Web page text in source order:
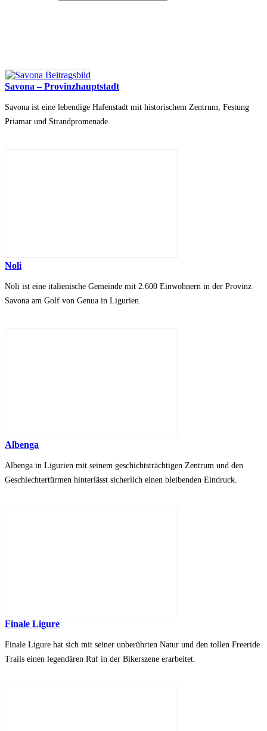
Savona – Provinzhauptstadt
Savona ist eine lebendige Hafenstadt mit historischem Zentrum, Festung
Priamar und Strandpromenade.
Noli
Noli ist eine italienische Gemeinde mit 2.600 Einwohnern in der Provinz
Savona am Golf von Genua in Ligurien.
Albenga
Albenga in Ligurien mit seinem geschichtsträchtigen Zentrum und den
Geschlechtertürmen hinterlässt sicherlich einen bleibenden Eindruck.
Finale Ligure
Finale Ligure hat sich mit seiner unberührten Natur und den tollen Freeride
Trails einen legendären Ruf in der Bikerszene erarbeitet.